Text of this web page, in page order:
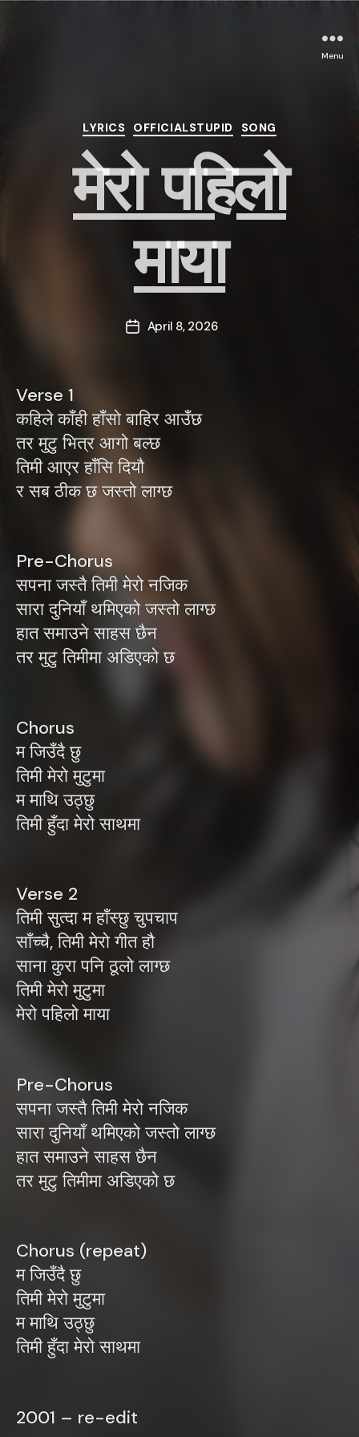
Menu
Categories
LYRICS OFFICIALSTUPID SONG
मेरो पहिलो
माया
PostApril 8, 2026
Verse 1
कहिले काँही हाँसो बाहिर आउँछ
तर मुटु भित्र आगो बल्छ
तिमी आएर हाँसि दियौ
र सब ठीक छ जस्तो लाग्छ
Pre-Chorus
सपना जस्तै तिमी मेरो नजिक
सारा दुनियाँ थमिएको जस्तो लाग्छ
हात समाउने साहस छैन
तर मुटु तिमीमा अडिएको छ
Chorus
म जिउँदै छु
तिमी मेरो मुटुमा
म माथि उठ्छु
तिमी हुँदा मेरो साथमा
Verse 2
तिमी सुत्दा म हाँस्छु चुपचाप
साँच्चै, तिमी मेरो गीत हौ
साना कुरा पनि ठूलो लाग्छ
तिमी मेरो मुटुमा
मेरो पहिलो माया
Pre-Chorus
सपना जस्तै तिमी मेरो नजिक
सारा दुनियाँ थमिएको जस्तो लाग्छ
हात समाउने साहस छैन
तर मुटु तिमीमा अडिएको छ
Chorus (repeat)
म जिउँदै छु
तिमी मेरो मुटुमा
म माथि उठ्छु
तिमी हुँदा मेरो साथमा
2001 – re-edit